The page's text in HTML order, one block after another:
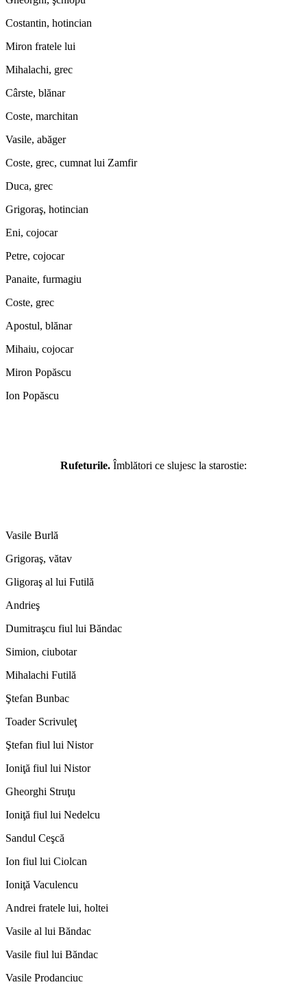
Costantin, hotincian
Miron fratele lui
Mihalachi, grec
Cârste, blănar
Coste, marchitan
Vasile, abăger
Coste, grec, cumnat lui Zamfir
Duca, grec
Grigoraş, hotincian
Eni, cojocar
Petre, cojocar
Panaite, furmagiu
Coste, grec
Apostul, blănar
Mihaiu, cojocar
Miron Popăscu
Ion Popăscu
Rufeturile. Îmblători ce slujesc la starostie:
Vasile Burlă
Grigoraş, vătav
Gligoraş al lui Futilă
Andrieş
Dumitraşcu fiul lui Băndac
Simion, ciubotar
Mihalachi Futilă
Ştefan Bunbac
Toader Scrivuleţ
Ştefan fiul lui Nistor
Ioniţă fiul lui Nistor
Gheorghi Struţu
Ioniţă fiul lui Nedelcu
Sandul Ceşcă
Ion fiul lui Ciolcan
Ioniţă Vaculencu
Andrei fratele lui, holtei
Vasile al lui Băndac
Vasile fiul lui Băndac
Vasile Prodanciuc